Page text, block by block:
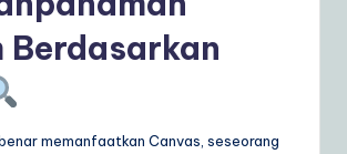
Berdasarkan
memanfaatkan Canvas, seseorang